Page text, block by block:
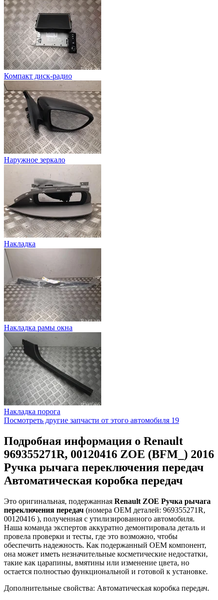
Компакт диск-радио
Наружное зеркало
Накладка
Накладка рамы окна
Накладка порога
Посмотреть другие запчасти от этого автомобиля 19
Подробная информация о Renault
969355271R, 00120416 ZOE (BFM_) 2016
Ручка рычага переключения передач
Автоматическая коробка передач
Это оригинальная, подержанная Renault ZOE Ручка рычага
переключения передач (номера OEM деталей: 969355271R,
00120416 ), полученная с утилизированного автомобиля.
Наша команда экспертов аккуратно демонтировала деталь и
провела проверки и тесты, где это возможно, чтобы
обеспечить надежность. Как подержанный OEM компонент,
она может иметь незначительные косметические недостатки,
такие как царапины, вмятины или изменение цвета, но
остается полностью функциональной и готовой к установке.
Дополнительные свойства: Автоматическая коробка передач.